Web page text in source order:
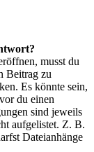
musst du
Beitrag zu
Es könnte sein,
du einen
sind jeweils
aufgelistet. Z. B.
Dateianhänge